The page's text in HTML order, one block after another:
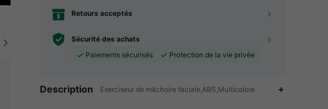
Retours acceptés
Sécurité des achats
Paiements sécurisés
Protection de la vie privée
Description Exerciseur de mâchoire faciale,ABS,Multicolore